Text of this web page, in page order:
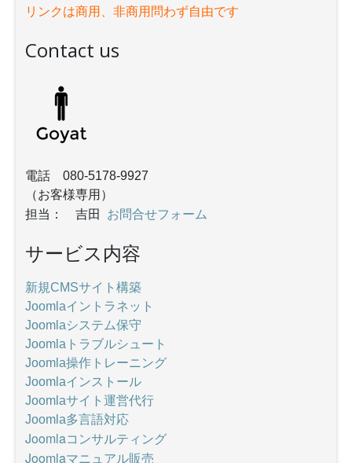
リンクは商用、非商用問わず自由です
Contact us
電話 080-5178-9927
（お客様専用）
担当： 吉田 お問合せフォーム
サービス内容
新規CMSサイト構築
Joomlaイントラネット
Joomlaシステム保守
Joomlaトラブルシュート
Joomla操作トレーニング
Joomlaインストール
Joomlaサイト運営代行
Joomla多言語対応
Joomlaコンサルティング
Joomlaマニュアル販売